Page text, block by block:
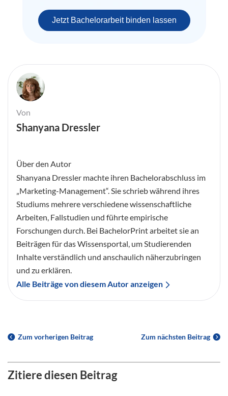
Jetzt Bachelorarbeit binden lassen
Von
Shanyana Dressler
Über den Autor
Shanyana Dressler machte ihren Bachelorabschluss im
„Marketing-Management“. Sie schrieb während ihres
Studiums mehrere verschiedene wissenschaftliche
Arbeiten, Fallstudien und führte empirische
Forschungen durch. Bei BachelorPrint arbeitet sie an
Beiträgen für das Wissensportal, um Studierenden
Inhalte verständlich und anschaulich näherzubringen
und zu erklären.
Alle Beiträge von diesem Autor anzeigen
Zum vorherigen Beitrag Zum nächsten Beitrag
Zitiere diesen Beitrag